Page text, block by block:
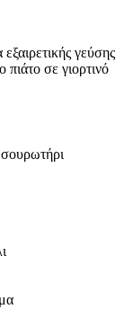
γεύσης
σε γιορτινό